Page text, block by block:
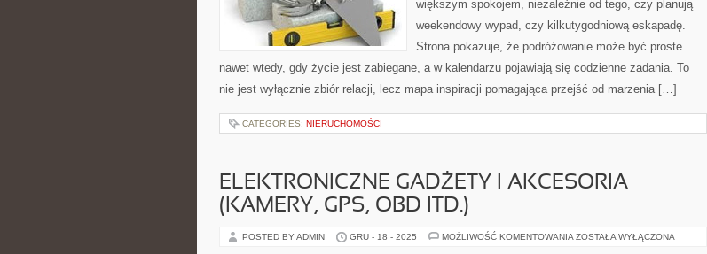
większym spokojem, niezależnie od tego, czy planują
weekendowy wypad, czy kilkutygodniową eskapadę.
Strona pokazuje, że podróżowanie może być proste
nawet wtedy, gdy życie jest zabiegane, a w kalendarzu pojawiają się codzienne zadania. To
nie jest wyłącznie zbiór relacji, lecz mapa inspiracji pomagająca przejść od marzenia […]
CATEGORIES: NIERUCHOMOŚCI
ELEKTRONICZNE GADŻETY I AKCESORIA
(KAMERY, GPS, OBD ITD.)
POSTED BY ADMIN GRU - 18 - 2025 MOŻLIWOŚĆ KOMENTOWANIA ELEKTRONICZNE
ZOSTAŁA WYŁĄCZONA